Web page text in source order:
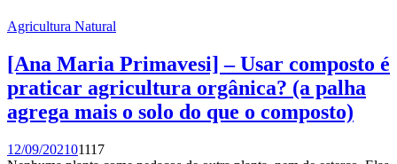
Agricultura Natural
[Ana Maria Primavesi] – Usar composto é
praticar agricultura orgânica? (a palha
agrega mais o solo do que o composto)
12/09/202101117